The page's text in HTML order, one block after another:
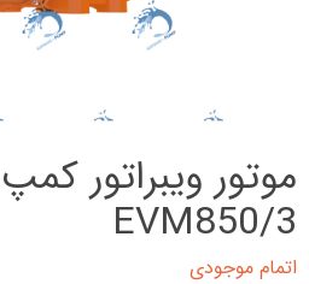
EVM850/3
اتمام موجودی